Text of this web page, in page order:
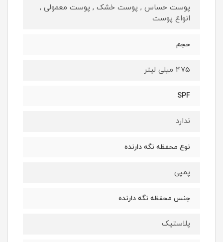
پوست حساس , پوست خشک , پوست معمولی ,
انواع پوست
حجم
475 میلی لیتر
SPF
ندارد
نوع محفظه نگه دارنده
پمپی
جنس محفظه نگه دارنده
پلاستیک